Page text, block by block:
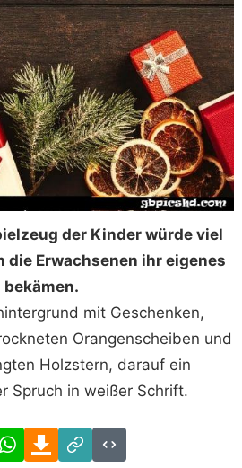
der Kinder würde viel
die Erwachsenen ihr eigenes
bekämen.
mit Geschenken,
Orangenscheiben und
Holzstern, darauf ein
Spruch in weißer Schrift.
WhatsAppDownload
Link
Code